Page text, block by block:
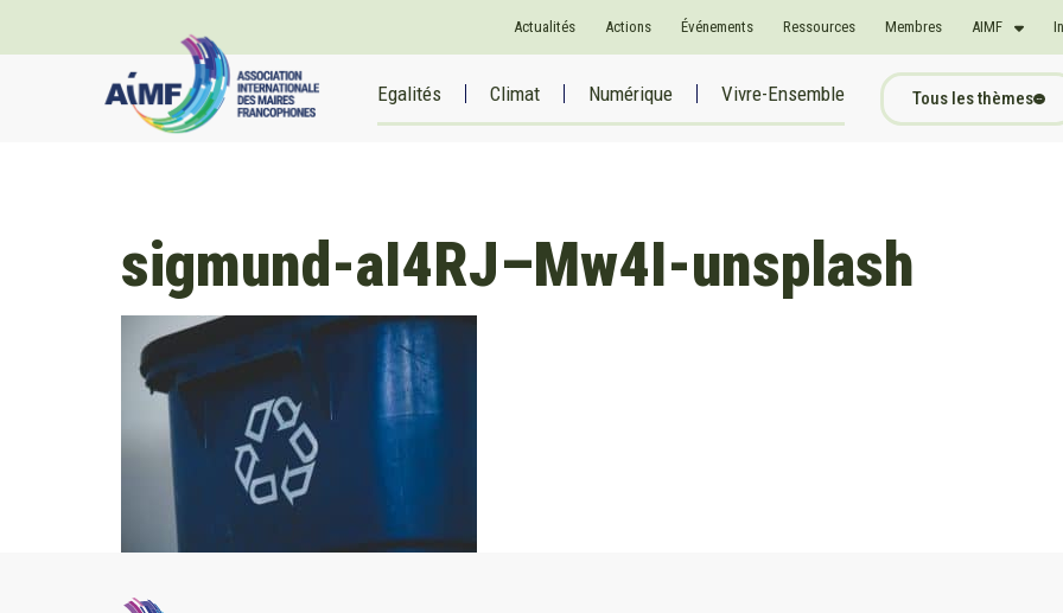
Actualités Actions Événements Ressources Membres AIMF
Egalités Climat Numérique Vivre-Ensemble Tous les thèmes
sigmund-aI4RJ–Mw4I-unsplash